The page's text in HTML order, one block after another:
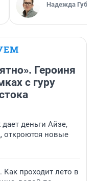
Надежда
Героиня
с гуру
деньги Айзе,
откроются новые
проходит лето в